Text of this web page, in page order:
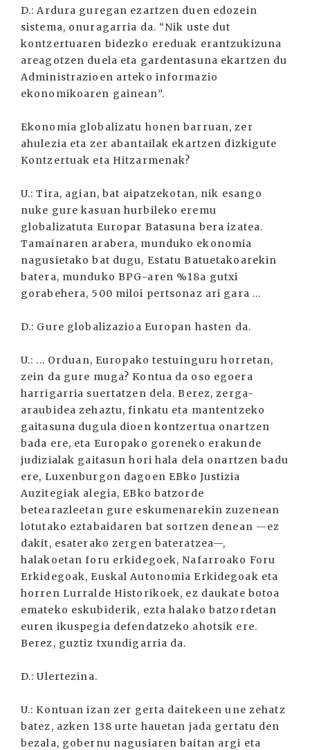
D.: Ardura guregan ezartzen duen edozein
sistema, onuragarria da. “Nik uste dut
kontzertuaren bidezko ereduak erantzukizuna
areagotzen duela eta gardentasuna ekartzen du
Administrazioen arteko informazio
ekonomikoaren gainean”.
Ekonomia globalizatu honen barruan, zer
ahulezia eta zer abantailak ekartzen dizkigute
Kontzertuak eta Hitzarmenak?
U.: Tira, agian, bat aipatzekotan, nik esango
nuke gure kasuan hurbileko eremu
globalizatuta Europar Batasuna bera izatea.
Tamainaren arabera, munduko ekonomia
nagusietako bat dugu, Estatu Batuetakoarekin
batera, munduko BPG-aren %18a gutxi
gorabehera, 500 miloi pertsonaz ari gara ...
D.: Gure globalizazioa Europan hasten da.
U.: ... Orduan, Europako testuinguru horretan,
zein da gure muga? Kontua da oso egoera
harrigarria suertatzen dela. Berez, zerga-
araubidea zehaztu, finkatu eta mantentzeko
gaitasuna dugula dioen kontzertua onartzen
bada ere, eta Europako goreneko erakunde
judizialak gaitasun hori hala dela onartzen badu
ere, Luxenburgon dagoen EBko Justizia
Auzitegiak alegia, EBko batzorde
betearazleetan gure eskumenarekin zuzenean
lotutako eztabaidaren bat sortzen denean —ez
dakit, esaterako zergen bateratzea—,
halakoetan foru erkidegoek, Nafarroako Foru
Erkidegoak, Euskal Autonomia Erkidegoak eta
horren Lurralde Historikoek, ez daukate botoa
emateko eskubiderik, ezta halako batzordetan
euren ikuspegia defendatzeko ahotsik ere.
Berez, guztiz txundigarria da.
D.: Ulertezina.
U.: Kontuan izan zer gerta daitekeen une zehatz
batez, azken 138 urte hauetan jada gertatu den
bezala, gobernu nagusiaren baitan argi eta